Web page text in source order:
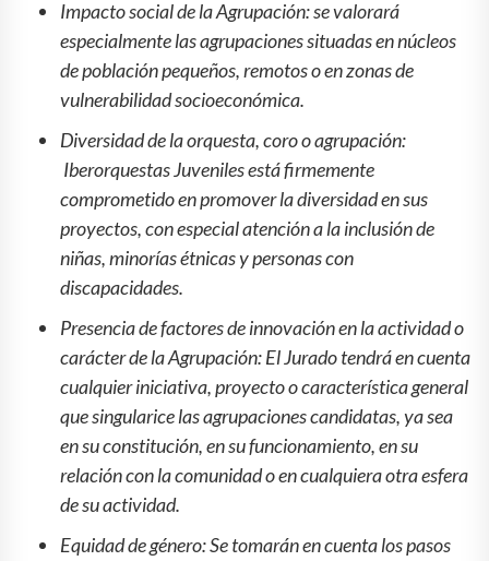
Impacto social de la Agrupación: se valorará
especialmente las agrupaciones situadas en núcleos
de población pequeños, remotos o en zonas de
vulnerabilidad socioeconómica.
Diversidad de la orquesta, coro o agrupación:
Iberorquestas Juveniles está firmemente
comprometido en promover la diversidad en sus
proyectos, con especial atención a la inclusión de
niñas, minorías étnicas y personas con
discapacidades.
Presencia de factores de innovación en la actividad o
carácter de la Agrupación: El Jurado tendrá en cuenta
cualquier iniciativa, proyecto o característica general
que singularice las agrupaciones candidatas, ya sea
en su constitución, en su funcionamiento, en su
relación con la comunidad o en cualquiera otra esfera
de su actividad.
Equidad de género: Se tomarán en cuenta los pasos